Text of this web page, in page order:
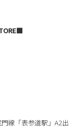
線「表参道駅」A2出